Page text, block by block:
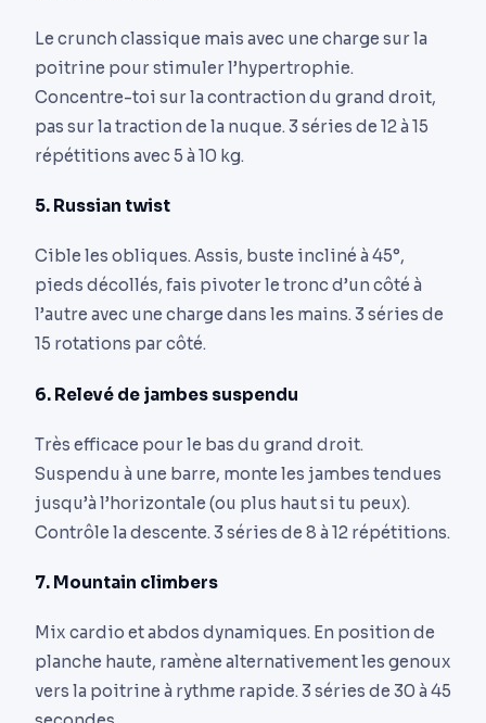
Le crunch classique mais avec une charge sur la
poitrine pour stimuler l’hypertrophie.
Concentre-toi sur la contraction du grand droit,
pas sur la traction de la nuque. 3 séries de 12 à 15
répétitions avec 5 à 10 kg.
5. Russian twist
Cible les obliques. Assis, buste incliné à 45°,
pieds décollés, fais pivoter le tronc d’un côté à
l’autre avec une charge dans les mains. 3 séries de
15 rotations par côté.
6. Relevé de jambes suspendu
Très efficace pour le bas du grand droit.
Suspendu à une barre, monte les jambes tendues
jusqu’à l’horizontale (ou plus haut si tu peux).
Contrôle la descente. 3 séries de 8 à 12 répétitions.
7. Mountain climbers
Mix cardio et abdos dynamiques. En position de
planche haute, ramène alternativement les genoux
vers la poitrine à rythme rapide. 3 séries de 30 à 45